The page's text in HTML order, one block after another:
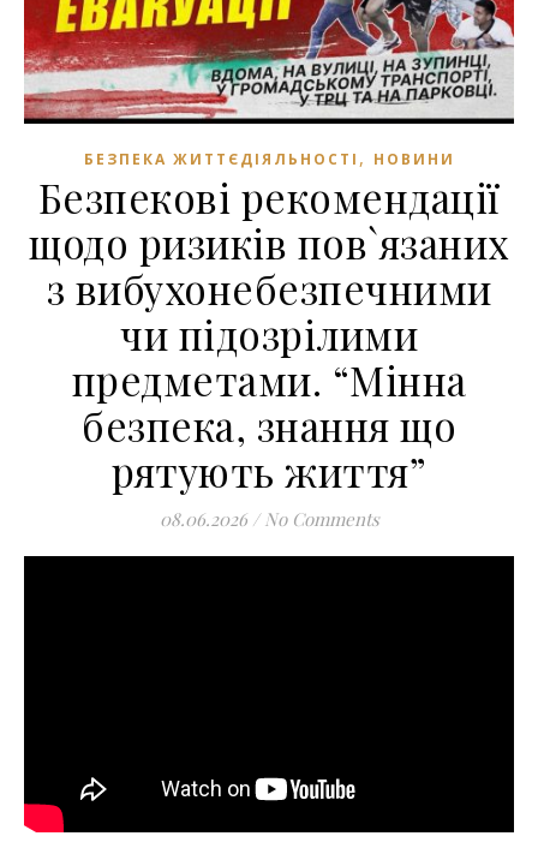
БЕЗПЕКА ЖИТТЄДІЯЛЬНОСТІ , НОВИНИ
Безпекові рекомендації
щодо ризиків пов`язаних
з вибухонебезпечними
чи підозрілими
предметами. “Мінна
безпека, знання що
рятують життя”
08.06.2026 / No Comments